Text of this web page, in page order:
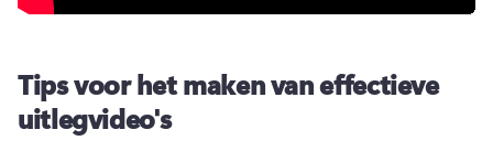
Tips voor het maken van effectieve
uitlegvideo's